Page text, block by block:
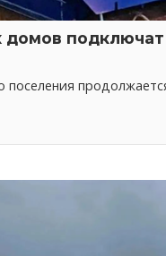
домов подключат
поселения